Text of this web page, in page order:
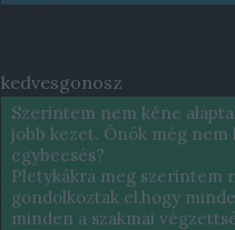
kedvesgonosz
Szerintem nem kéne
jobb kezet. Önök még
egybeesés?
Pletykákra meg szerintem
gondolkoztak el,hogy
minden a szakmai